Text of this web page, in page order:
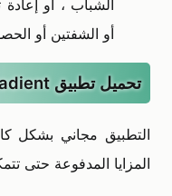
الشباب ، أو إعادة
أو الشفتين أو
تحميل تطبيق Gradient مجاناً
التطبيق مجاني بشكل
المزايا المدفوعة حتى